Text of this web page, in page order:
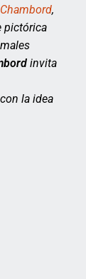
,
pictórica
invita
la idea